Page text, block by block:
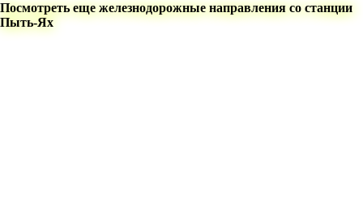
Посмотреть еще железнодорожные направления со станции
Пыть-Ях